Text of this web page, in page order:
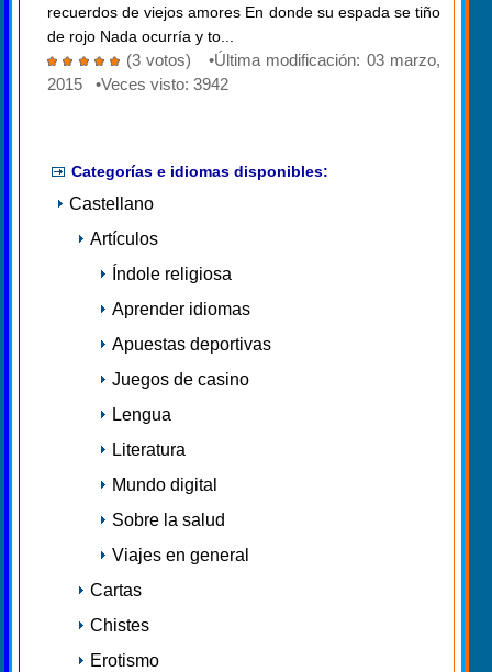
recuerdos de viejos amores En donde su espada se tiño
de rojo Nada ocurría y to...
(3 votos) •Última modificación: 03 marzo,
2015 •Veces visto: 3942
Categorías e idiomas disponibles:
Castellano
Artículos
Índole religiosa
Aprender idiomas
Apuestas deportivas
Juegos de casino
Lengua
Literatura
Mundo digital
Sobre la salud
Viajes en general
Cartas
Chistes
Erotismo